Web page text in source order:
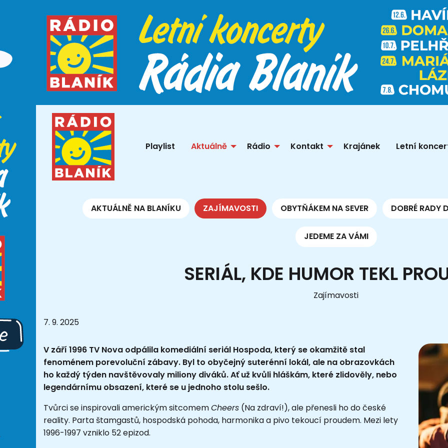
Playlist Aktuálně Rádio Kontakt Krajánek Letní
AKTUÁLNĚ NA BLANÍKU ZAJÍMAVOSTI OBYTŇÁKEM NA SEVER DOBRÉ RADY
JEDEME ZA VÁMI
SERIÁL, KDE HUMOR TEKL
Zajímavosti
7. 9. 2025
V září 1996 TV Nova odpálila komediální seriál Hospoda, který se okamžitě stal
fenoménem porevoluční zábavy. Byl to obyčejný suterénní lokál, ale na obrazovkách
ho každý týden navštěvovaly miliony diváků. Ať už kvůli hláškám, které zlidověly, nebo
legendárnímu obsazení, které se u jednoho stolu sešlo.
Tvůrci se inspirovali americkým sitcomemCheers (Na zdraví!), ale přenesli ho do české
reality. Parta štamgastů, hospodská pohoda, harmonika a pivo tekoucí proudem. Mezi lety
1996-1997 vzniklo 52 epizod.